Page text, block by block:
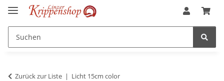
Zurück zur Liste Licht 15cm color